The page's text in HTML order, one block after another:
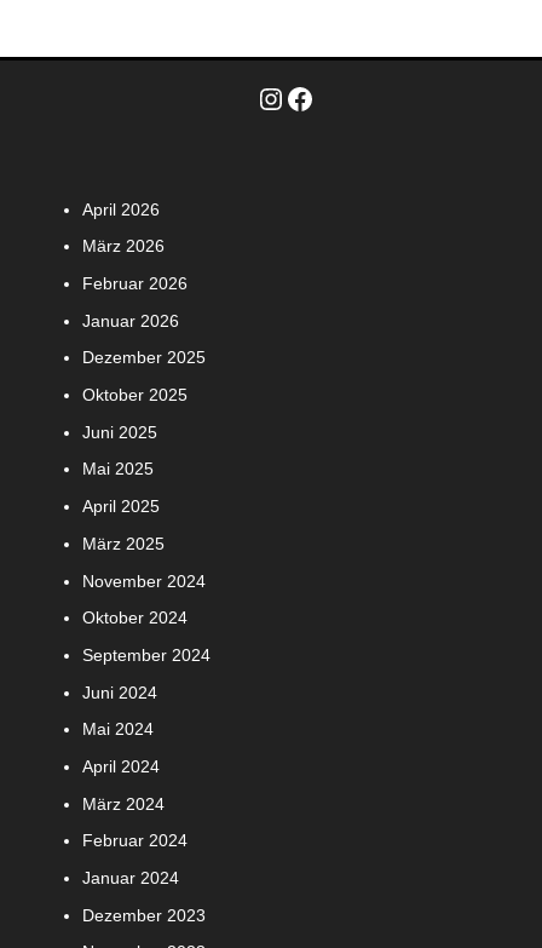
Instagram
Facebook
April 2026
März 2026
Februar 2026
Januar 2026
Dezember 2025
Oktober 2025
Juni 2025
Mai 2025
April 2025
März 2025
November 2024
Oktober 2024
September 2024
Juni 2024
Mai 2024
April 2024
März 2024
Februar 2024
Januar 2024
Dezember 2023